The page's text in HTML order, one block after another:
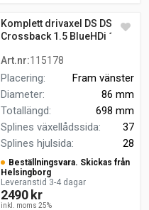
Komplett drivaxel DS DS7
Crossback 1.5 BlueHDi 130
Art.nr:115178
Placering:
Fram vänster
Diameter:
86 mm
Totallängd:
698 mm
Splines växellådssida:
37
Splines hjulsida: 28
Beställningsvara. Skickas från
Helsingborg
Leveranstid 3-4 dagar
2490 kr
inkl. moms 25%